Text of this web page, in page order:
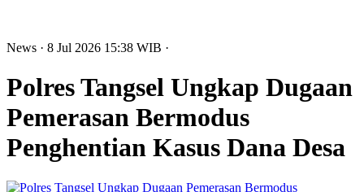
News · 8 Jul 2026 15:38 WIB ·
Polres Tangsel Ungkap Dugaan
Pemerasan Bermodus
Penghentian Kasus Dana Desa